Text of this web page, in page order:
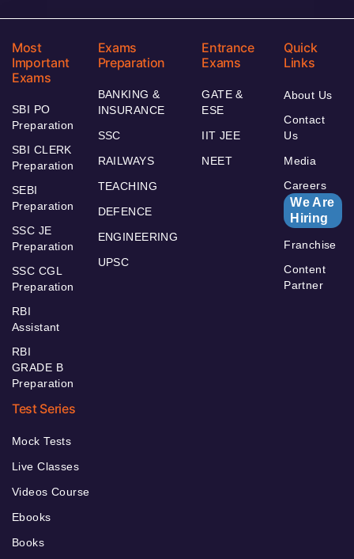
Most
Important
Exams
SBI PO
Preparation
SBI CLERK
Preparation
SEBI
Preparation
SSC JE
Preparation
SSC CGL
Preparation
RBI
Assistant
RBI
GRADE B
Preparation
Exams
Preparation
BANKING &
INSURANCE
SSC
RAILWAYS
TEACHING
DEFENCE
ENGINEERING
UPSC
Entrance
Exams
GATE &
ESE
IIT JEE
NEET
Quick
Links
About Us
Contact
Us
Media
Careers
We Are
Hiring
Franchise
Content
Partner
Test Series
Mock Tests
Live Classes
Videos Course
Ebooks
Books